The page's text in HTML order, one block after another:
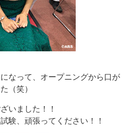
なって、オープニングから口が
（笑）
いました！！
験、頑張ってください！！